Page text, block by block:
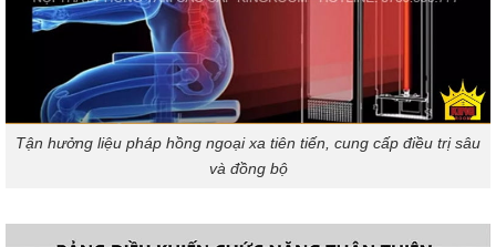
Tận hưởng liệu pháp hồng ngoại xa tiên tiến, cung cấp điều trị sâu
và đồng bộ